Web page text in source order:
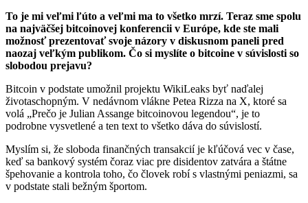
To je mi veľmi ľúto a veľmi ma to všetko mrzí. Teraz sme spolu
na najväčšej bitcoinovej konferencii v Európe, kde ste mali
možnosť prezentovať svoje názory v diskusnom paneli pred
naozaj veľkým publikom. Čo si myslíte o bitcoine v súvislosti so
slobodou prejavu?
Bitcoin v podstate umožnil projektu WikiLeaks byť naďalej
životaschopným. V nedávnom vlákne Petea Rizza na X, ktoré sa
volá „Prečo je Julian Assange bitcoinovou legendou“, je to
podrobne vysvetlené a ten text to všetko dáva do súvislostí.
Myslím si, že sloboda finančných transakcií je kľúčová vec v čase,
keď sa bankový systém čoraz viac pre disidentov zatvára a štátne
špehovanie a kontrola toho, čo človek robí s vlastnými peniazmi, sa
v podstate stali bežným športom.